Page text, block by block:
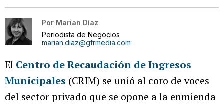
Por Marian Díaz
Periodista de Negocios
marian.diaz@gfrmedia.com
El Centro de Recaudación de Ingresos
Municipales (CRIM) se unió al coro de voces
del sector privado que se opone a la enmienda